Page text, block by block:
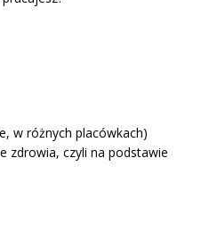
w różnych placówkach)
zdrowia, czyli na podstawie